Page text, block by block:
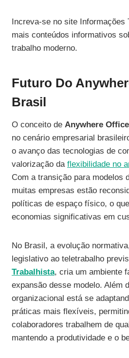
Increva-se no site Informações
mais conteúdos informativos
trabalho moderno.
Futuro Do
Brasil
O conceito de Anywhere Office
no cenário empresarial
o avanço das tecnologias de
valorização da flexibilidade no
Com a transição para modelos
muitas empresas estão
políticas de espaço físico, o
economias significativas em
No Brasil, a evolução
legislativo ao teletrabalho
Trabalhista, cria um ambiente
expansão desse modelo. Além
organizacional está se
práticas mais flexíveis,
colaboradores trabalhem de
mantendo a produtividade e o